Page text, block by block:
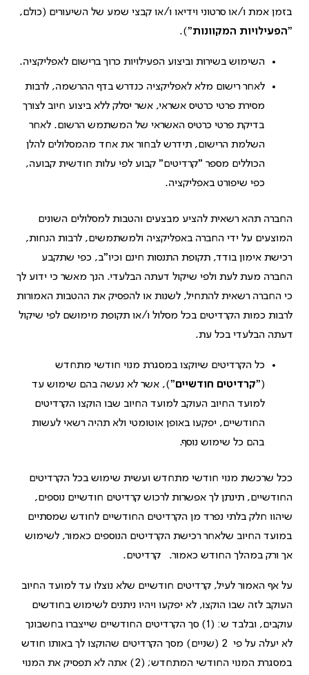
בזמן אמת ו/או סרטוני וידיאו ו/או קבצי שמע של השיעורים (כולם,
"הפעילויות המקוונות").
השימוש בשירות וביצוע הפעילויות כרוך ברישום לאפליקציה.
לאחר רישום מלא לאפליקציה כנדרש בדף ההרשמה, לרבות
מסירת פרטי כרטיס אשראי, אשר יסלק ללא ביצוע חיוב לצורך
בדיקת פרטי כרטיס האשראי של המשתמש הרשום. לאחר
השלמת הרישום, תידרש לבחור את אחד מהמסלולים להלן
הכוללים מספר "קרדיטים" קבוע לפי עלות חודשית קבועה,
כפי שיפורט באפליקציה.
החברה תהא רשאית להציע מבצעים והטבות למסלולים השונים
המוצעים על ידי החברה באפליקציה ולמשתמשים, לרבות הנחות,
רכישת אימון בודד, תקופת התנסות חינם וכיו"ב, כפי שתקבע
החברה מעת לעת ולפי שיקול דעתה הבלעדי. הנך מאשר כי ידוע לך
כי החברה רשאית להתחיל, לשנות או להפסיק את ההטבות האמורות
לרבות כמות הקרדיטים בכל מסלול ו/או תקופת מימושם לפי שיקול
דעתה הבלעדי בכל עת.
כל הקרדיטים שיוקצו במסגרת מנוי חודשי מתחדש
("קרדיטים חודשיים"), אשר לא נעשה בהם שימוש עד
למועד החיוב העוקב למועד החיוב שבו הוקצו הקרדיטים
החודשיים, יפקעו באופן אוטומטי ולא תהיה רשאי לעשות
בהם כל שימוש נוסף.
ככל שרכשת מנוי חודשי מתחדש ועשית שימוש בכל הקרדיטים
החודשיים, תינתן לך אפשרות לרכוש קרדיטים חודשיים נוספים,
שיהוו חלק בלתי נפרד מן הקרדיטים החודשיים לחודש שמסתיים
במועד החיוב שלאחר רכישת הקרדיטים הנוספים כאמור, לשימוש
אך ורק במהלך החודש כאמור. קרדיטים.
על אף האמור לעיל, קרדיטים חודשיים שלא נוצלו עד למועד החיוב
העוקב לזה שבו הוקצו, לא יפקעו ויהיו ניתנים לשימוש בחודשים
עוקבים, ובלבד ש: (1) סך הקרדיטים החודשיים שייצברו בחשבונך
לא יעלה על פי 2 (שניים) מסך הקרדיטים שהוקצו לך באותו חודש
במסגרת המנוי החודשי המתחדש; (2) אתה לא תפסיק את המנוי